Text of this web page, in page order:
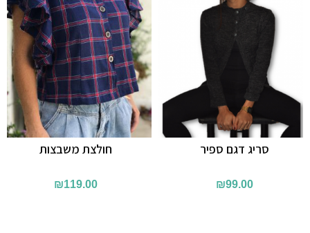
חולצת משבצות
₪119.00
סריג דגם ספיר
₪99.00